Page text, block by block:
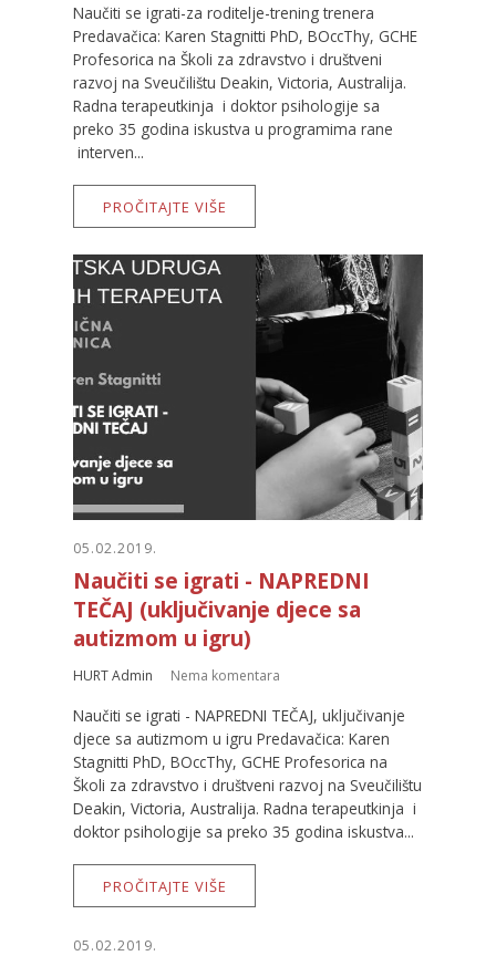
Naučiti se igrati-za roditelje-trening trenera
Predavačica: Karen Stagnitti PhD, BOccThy, GCHE
Profesorica na Školi za zdravstvo i društveni
razvoj na Sveučilištu Deakin, Victoria, Australija.
Radna terapeutkinja i doktor psihologije sa
preko 35 godina iskustva u programima rane
interven...
PROČITAJTE VIŠE
05.02.2019.
Naučiti se igrati - NAPREDNI
TEČAJ (uključivanje djece sa
autizmom u igru)
HURT Admin Nema komentara
Naučiti se igrati - NAPREDNI TEČAJ, uključivanje
djece sa autizmom u igru Predavačica: Karen
Stagnitti PhD, BOccThy, GCHE Profesorica na
Školi za zdravstvo i društveni razvoj na Sveučilištu
Deakin, Victoria, Australija. Radna terapeutkinja i
doktor psihologije sa preko 35 godina iskustva...
PROČITAJTE VIŠE
05.02.2019.